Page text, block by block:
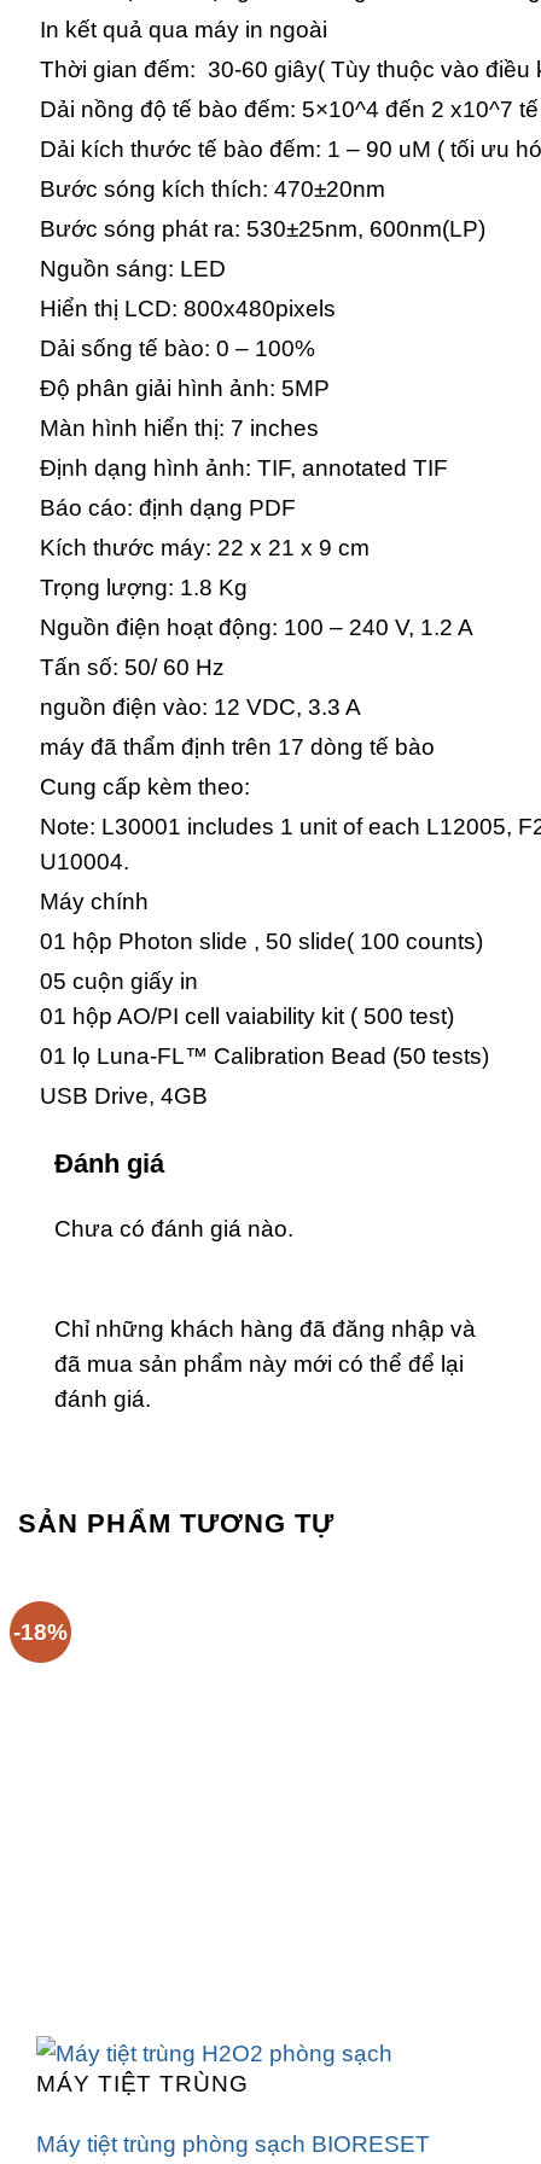
In kết quả qua máy in ngoài
Thời gian đếm: 30-60 giây( Tùy thuộc vào điều
Dải nồng độ tế bào đếm: 5×10^4 đến 2 x10^7
Dải kích thước tế bào đếm: 1 – 90 uM ( tối ưu
Bước sóng kích thích: 470±20nm
Bước sóng phát ra: 530±25nm, 600nm(LP)
Nguồn sáng: LED
Hiển thị LCD: 800x480pixels
Dải sống tế bào: 0 – 100%
Độ phân giải hình ảnh: 5MP
Màn hình hiển thị: 7 inches
Định dạng hình ảnh: TIF, annotated TIF
Báo cáo: định dạng PDF
Kích thước máy: 22 x 21 x 9 cm
Trọng lượng: 1.8 Kg
Nguồn điện hoạt động: 100 – 240 V, 1.2 A
Tấn số: 50/ 60 Hz
nguồn điện vào: 12 VDC, 3.3 A
máy đã thẩm định trên 17 dòng tế bào
Cung cấp kèm theo:
Note: L30001 includes 1 unit of each L12005,
U10004.
Máy chính
01 hộp Photon slide , 50 slide( 100 counts)
05 cuộn giấy in
01 hộp AO/PI cell vaiability kit ( 500 test)
01 lọ Luna-FL™ Calibration Bead (50 tests)
USB Drive, 4GB
Đánh giá
Chưa có đánh giá nào.
Chỉ những khách hàng đã đăng nhập và
đã mua sản phẩm này mới có thể để lại
đánh giá.
SẢN PHẨM TƯƠNG TỰ
-18%
MÁY TIỆT TRÙNG
Máy tiệt trùng phòng sạch BIORESET